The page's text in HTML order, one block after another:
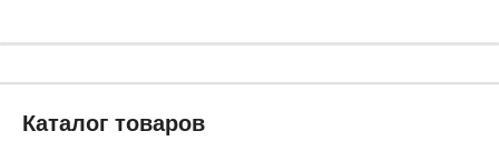
Каталог товаров